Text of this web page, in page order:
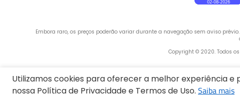
Embora raro, os preços poderão variar durante a navegação sem aviso
Copyright © 2020. Todos
Endereço: Rua
Utilizamos cookies para oferecer a melhor experiência
nossa Política de Privacidade e Termos de Uso. Saiba mais